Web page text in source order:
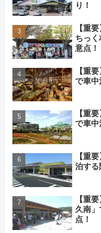
り！
【重
ちっ
意点！
【重
で車中
【重
で車中
【重
泊する
【重
久南」
点！